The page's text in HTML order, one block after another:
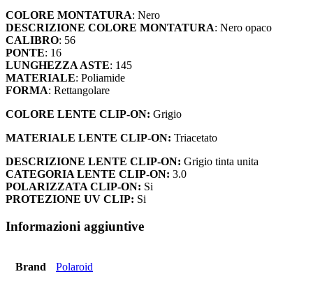
-
3
quantità
COLORE MONTATURA: Nero
DESCRIZIONE COLORE MONTATURA: Nero opaco
CALIBRO: 56
PONTE: 16
LUNGHEZZA ASTE: 145
MATERIALE: Poliamide
FORMA: Rettangolare
COLORE LENTE CLIP-ON: Grigio
MATERIALE LENTE CLIP-ON: Triacetato
DESCRIZIONE LENTE CLIP-ON: Grigio tinta unita
CATEGORIA LENTE CLIP-ON: 3.0
POLARIZZATA CLIP-ON: Si
PROTEZIONE UV CLIP: Si
Informazioni aggiuntive
Brand Polaroid